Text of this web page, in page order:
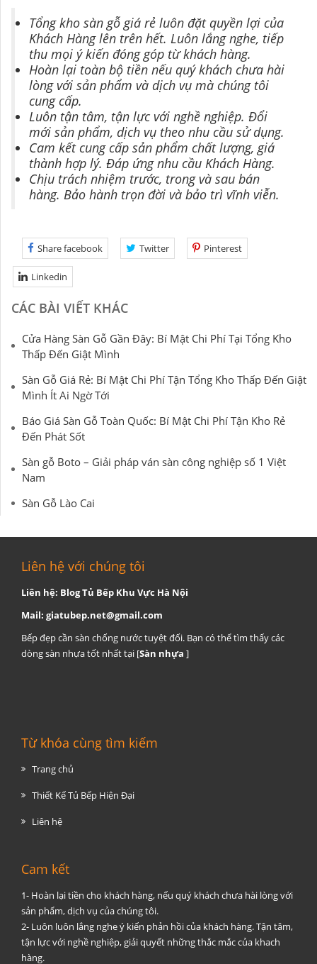
Tổng kho sàn gỗ giá rẻ luôn đặt quyền lợi của
Khách Hàng lên trên hết. Luôn lắng nghe, tiếp
thu mọi ý kiến đóng góp từ khách hàng.
Hoàn lại toàn bộ tiền nếu quý khách chưa hài
lòng với sản phẩm và dịch vụ mà chúng tôi
cung cấp.
Luôn tận tâm, tận lực với nghề nghiệp. Đổi
mới sản phẩm, dịch vụ theo nhu cầu sử dụng.
Cam kết cung cấp sản phẩm chất lượng, giá
thành hợp lý. Đáp ứng nhu cầu Khách Hàng.
Chịu trách nhiệm trước, trong và sau bán
hàng. Bảo hành trọn đời và bảo trì vĩnh viễn.
Share facebook Twitter Pinterest
Linkedin
CÁC BÀI VIẾT KHÁC
Cửa Hàng Sàn Gỗ Gần Đây: Bí Mật Chi Phí Tại Tổng Kho
Thấp Đến Giật Mình
Sàn Gỗ Giá Rẻ: Bí Mật Chi Phí Tận Tổng Kho Thấp Đến Giật
Mình Ít Ai Ngờ Tới
Báo Giá Sàn Gỗ Toàn Quốc: Bí Mật Chi Phí Tận Kho Rẻ
Đến Phát Sốt
Sàn gỗ Boto – Giải pháp ván sàn công nghiệp số 1 Việt
Nam
Sàn Gỗ Lào Cai
Liên hệ với chúng tôi
Liên hệ: Blog Tủ Bếp Khu Vực Hà Nội
Mail: giatubep.net@gmail.com
Bếp đẹp cần sàn chống nước tuyệt đối. Bạn có thể tìm thấy các
dòng sàn nhựa tốt nhất tại [Sàn nhựa ]
Từ khóa cùng tìm kiếm
Trang chủ
Thiết Kế Tủ Bếp Hiện Đại
Liên hệ
Cam kết
1- Hoàn lại tiền cho khách hàng, nếu quý khách chưa hài lòng với
sản phẩm, dịch vụ của chúng tôi.
2- Luôn luôn lắng nghe ý kiến phản hồi của khách hàng. Tận tâm,
tận lực với nghề nghiệp, giải quyết những thắc mắc của khach
hàng.